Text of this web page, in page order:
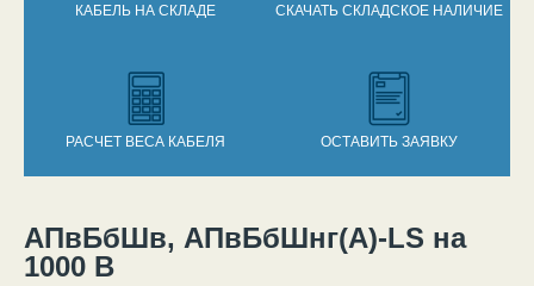
КАБЕЛЬ НА СКЛАДЕ СКАЧАТЬ СКЛАДСКОЕ НАЛИЧИЕ
РАСЧЕТ ВЕСА КАБЕЛЯ ОСТАВИТЬ ЗАЯВКУ
Вы здесь
АПвБбШв, АПвБбШнг(А)-LS на
1000 В